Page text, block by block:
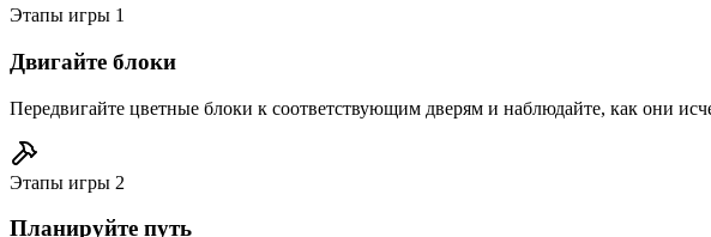
Этапы игры 1
Двигайте блоки
Передвигайте цветные блоки к соответствующим дверям и наблюдайте, как они
Этапы игры 2
Планируйте путь